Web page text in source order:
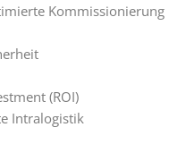
Kommissionierung
(ROI)
Intralogistik